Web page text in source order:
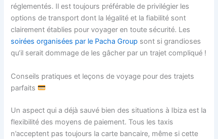
réglementés. Il est toujours préférable de privilégier les
options de transport dont la légalité et la fiabilité sont
clairement établies pour voyager en toute sécurité. Les
soirées organisées par le Pacha Group sont si grandioses
qu’il serait dommage de les gâcher par un trajet compliqué !
Conseils pratiques et leçons de voyage pour des trajets
parfaits
Un aspect qui a déjà sauvé bien des situations à Ibiza est la
flexibilité des moyens de paiement. Tous les taxis
n’acceptent pas toujours la carte bancaire, même si cette